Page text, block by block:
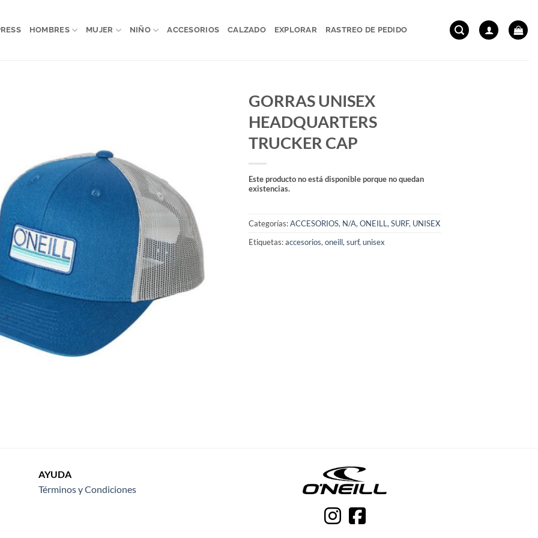
HOMBRES MUJER NIÑO ACCESORIOS CALZADO EXPLORAR RASTREO DE PEDIDO
GORRAS UNISEX
HEADQUARTERS
TRUCKER CAP
Este producto no está disponible porque no quedan
existencias.
Categorías:ACCESORIOS, N/A, ONEILL , SURF, UNISEX
Etiquetas:accesorios, oneill, surf, unisex
AYUDA
Términos y Condiciones